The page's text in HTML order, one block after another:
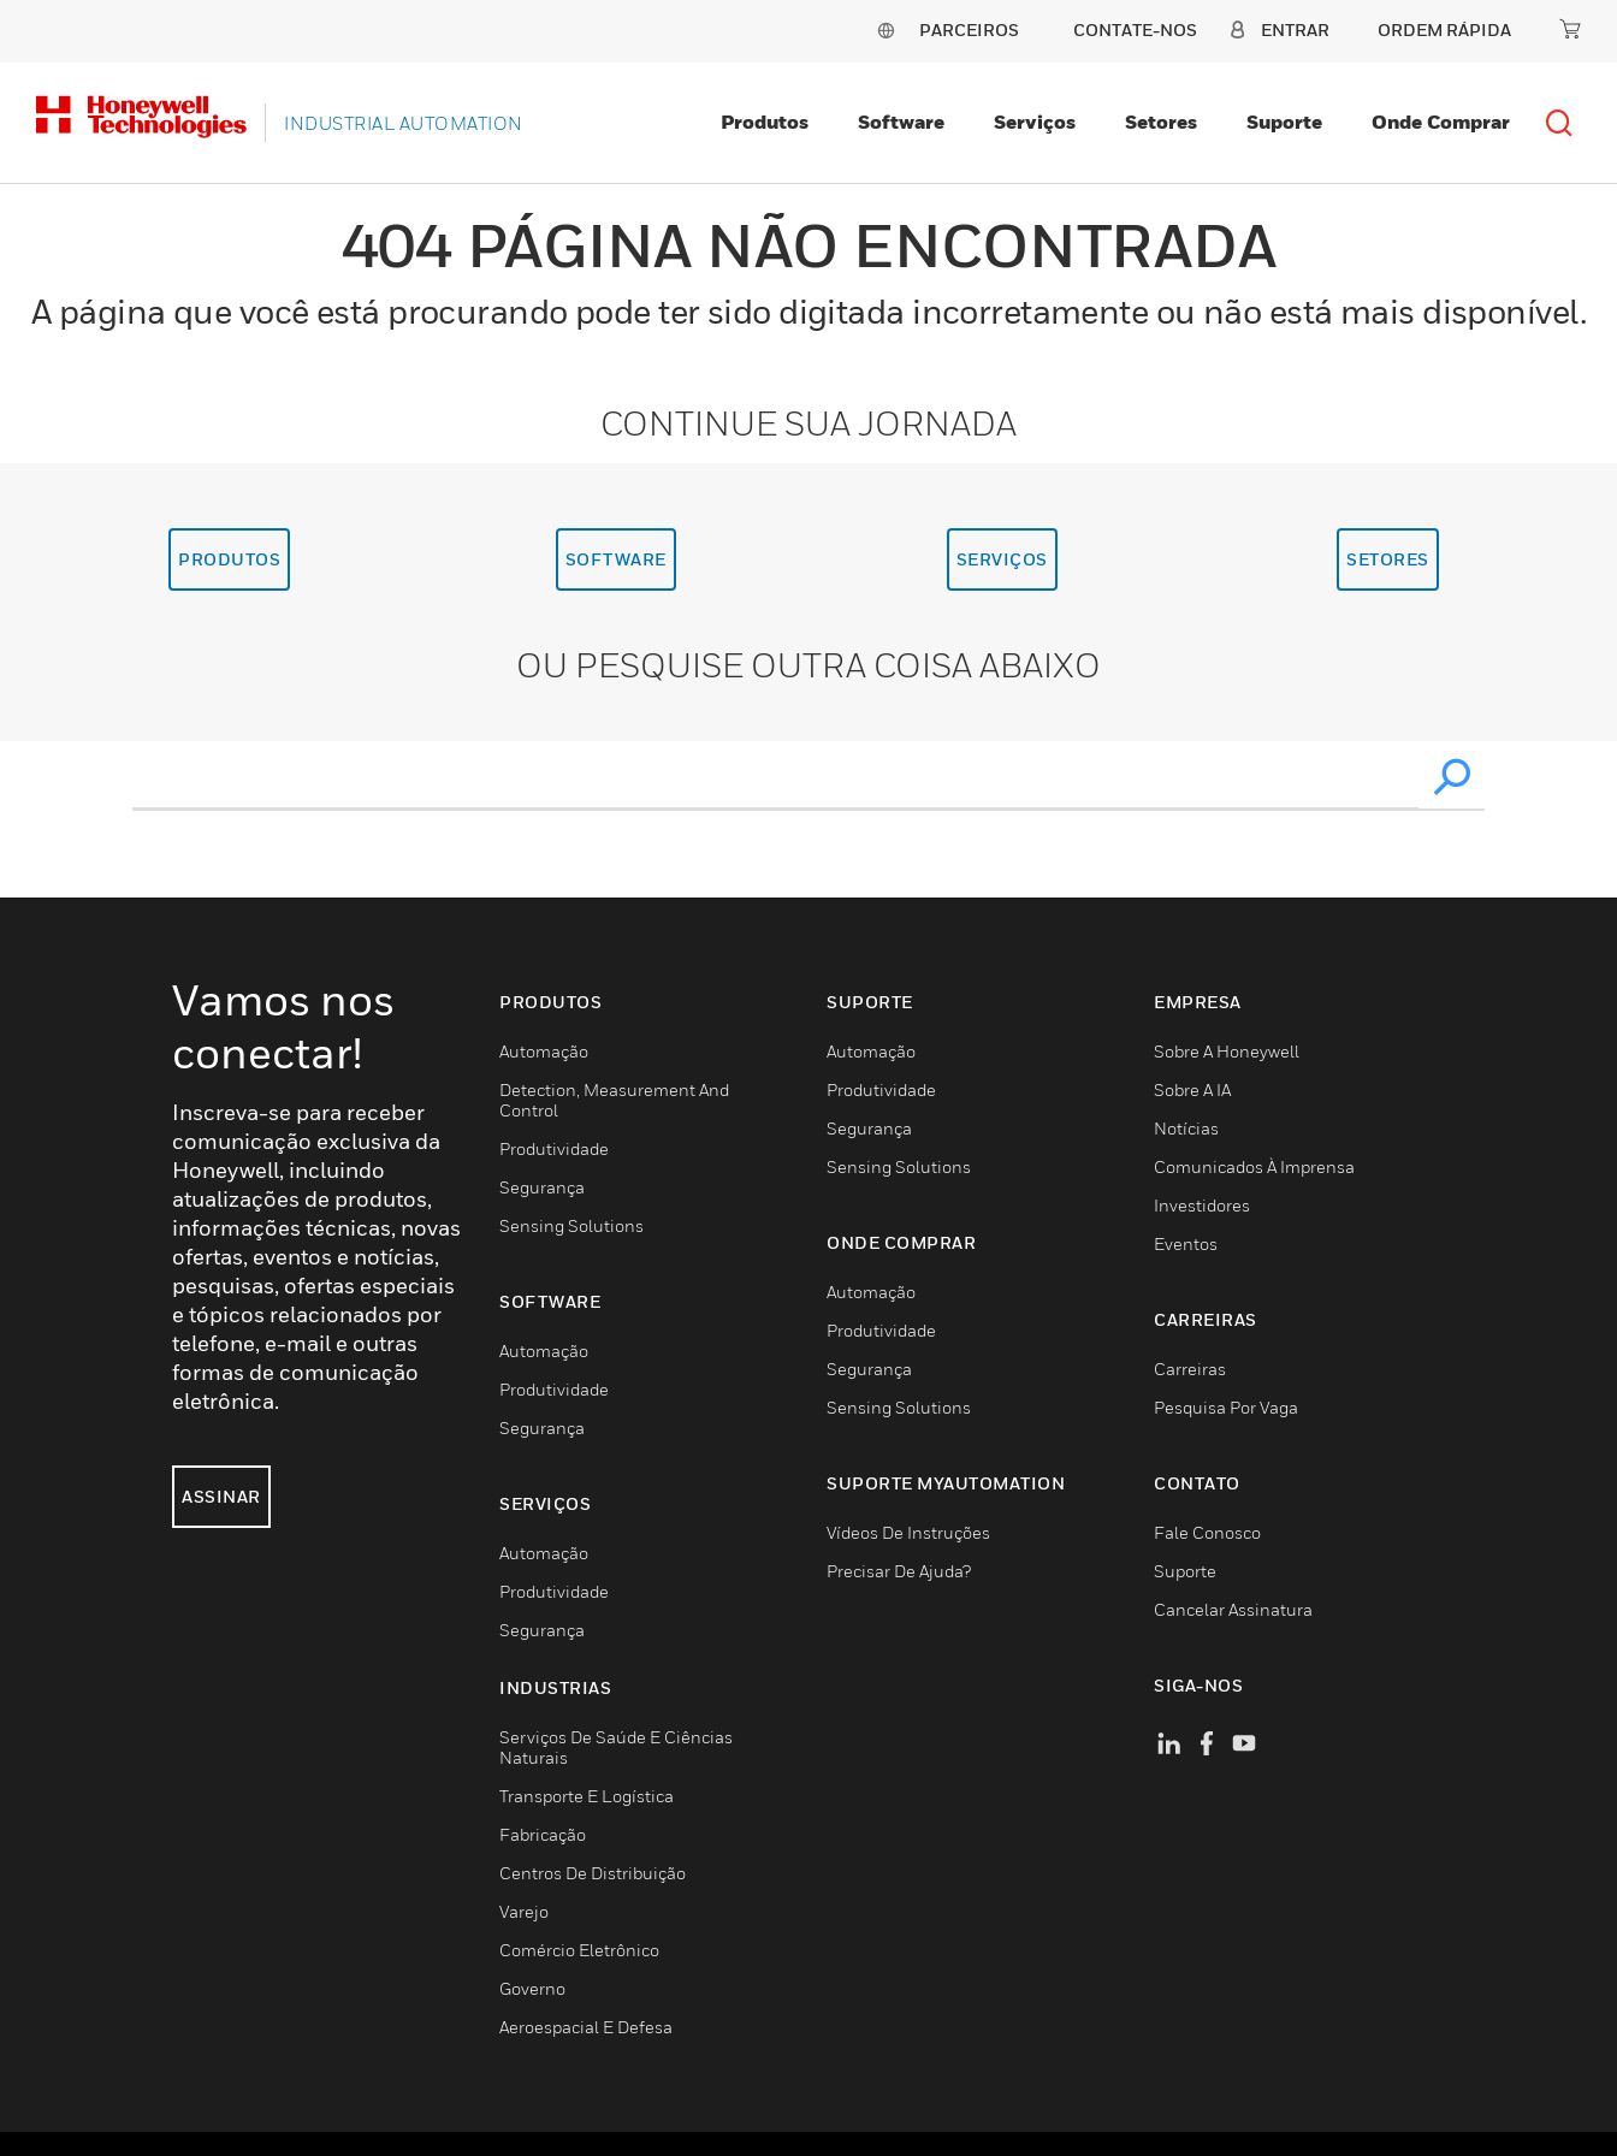
PARCEIROS CONTATE-NOS ENTRAR ORDEM RÁPIDA
INDUSTRIAL AUTOMATION Produtos Software Serviços Setores Suporte Onde Comprar
404 PÁGINA NÃO ENCONTRADA
A página que você está procurando pode ter sido digitada incorretamente ou não está mais disponível.
CONTINUE SUA JORNADA
PRODUTOS SOFTWARE SERVIÇOS SETORES
OU PESQUISE OUTRA COISA ABAIXO
Vamos nos
conectar!
Inscreva-se para receber
comunicação exclusiva da
Honeywell, incluindo
atualizações de produtos,
informações técnicas, novas
ofertas, eventos e notícias,
pesquisas, ofertas especiais
e tópicos relacionados por
telefone, e-mail e outras
formas de comunicação
eletrônica.
ASSINAR
PRODUTOS
Automação
Detection, Measurement And
Control
Produtividade
Segurança
Sensing Solutions
SOFTWARE
Automação
Produtividade
Segurança
SERVIÇOS
Automação
Produtividade
Segurança
INDUSTRIAS
Serviços De Saúde E Ciências
Naturais
Transporte E Logística
Fabricação
Centros De Distribuição
Varejo
Comércio Eletrônico
Governo
Aeroespacial E Defesa
SUPORTE
Automação
Produtividade
Segurança
Sensing Solutions
ONDE COMPRAR
Automação
Produtividade
Segurança
Sensing Solutions
SUPORTE MYAUTOMATION
Vídeos De Instruções
Precisar De Ajuda?
EMPRESA
Sobre A Honeywell
Sobre A IA
Notícias
Comunicados À Imprensa
Investidores
Eventos
CARREIRAS
Carreiras
Pesquisa Por Vaga
CONTATO
Fale Conosco
Suporte
Cancelar Assinatura
SIGA-NOS